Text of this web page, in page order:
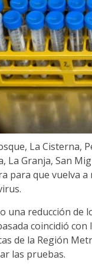
La Cisterna,
La Granja, San
para que vuelva
una reducción
coincidió con
de la Región
las pruebas.